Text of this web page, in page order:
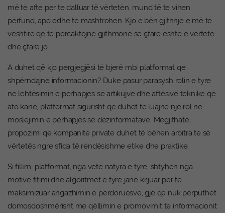
më të aftë për të dalluar të vërtetën, mund të të vihen
përfund, apo edhe të mashtrohen. Kjo e bën gjithnjë e më të
vështirë që të përcaktojnë gjithmonë se çfarë është e vërtetë
dhe çfarë jo.
A duhet që kjo përgjegjësi të bjerë mbi platformat që
shpërndajnë informacionin? Duke pasur parasysh rolin e tyre
në lehtësimin e përhapjes së artikujve dhe aftësive teknike që
ato kanë, platformat sigurisht që duhet të luajnë një rol në
moslejimin e përhapjes së dezinformatave. Megjithatë,
propozimi që kompanitë private duhet të bëhen arbitra të së
vërtetës ngre sfida të rëndësishme etike dhe praktike.
Si fillim, platformat, nga vetë natyra e tyre, shtyhen nga
motive fitimi dhe algoritmet e tyre janë krijuar për të
maksimizuar angazhimin e përdoruesve, gjë që nuk përputhet
domosdoshmërisht me qëllimin e promovimit të informacionit